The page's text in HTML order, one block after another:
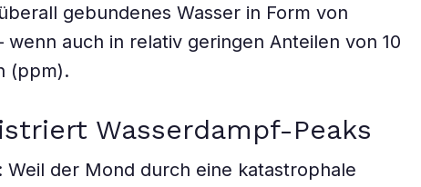
gebundenes Wasser in Form von
auch in relativ geringen Anteilen von 10
(ppm).
Wasserdampf-Peaks
Weil der Mond durch eine katastrophale